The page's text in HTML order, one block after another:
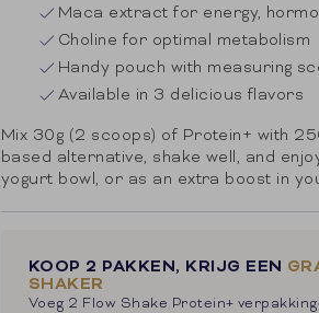
Maca extract for energy,
Choline for optimal metabolism
Handy pouch with measuring
Available in 3 delicious flavors
Mix 30g (2 scoops) of Protein+ with
based alternative, shake well, and
yogurt bowl, or as an extra boost in
KOOP 2 PAKKEN, KRIJG EEN
SHAKER
Voeg 2 Flow Shake Protein+